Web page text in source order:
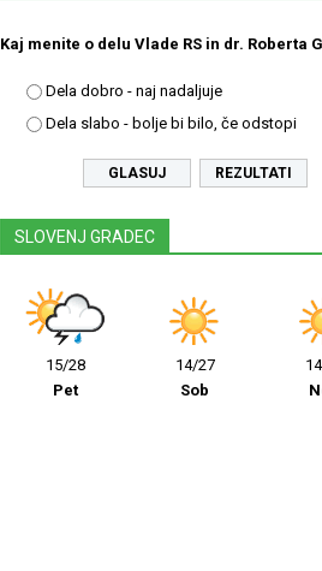
Kaj menite o delu Vlade RS in dr. Roberta
Dela dobro - naj nadaljuje
Dela slabo - bolje bi bilo, če odstopi
REZULTATI
SLOVENJ GRADEC
15/28
Pet
14/27
Sob